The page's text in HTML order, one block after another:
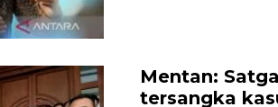
Mentan:
tersangka